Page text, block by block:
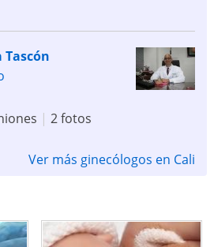
Tascón
| 2 fotos
Ver más ginecólogos en Cali